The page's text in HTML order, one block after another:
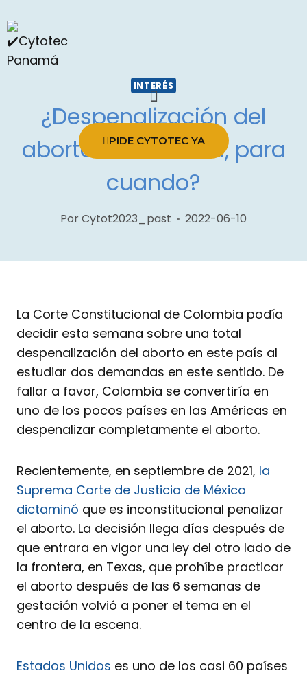
PIDE CYTOTEC YA
INTERÉS
¿Despenalización del
aborto en Panamá, para
cuando?
PorCytot2023_past 2022-06-10
La Corte Constitucional de Colombia podía
decidir esta semana sobre una total
despenalización del aborto en este país al
estudiar dos demandas en este sentido. De
fallar a favor, Colombia se convertiría en
uno de los pocos países en las Américas en
despenalizar completamente el aborto.
Recientemente, en septiembre de 2021, la
Suprema Corte de Justicia de México
dictaminó que es inconstitucional penalizar
el aborto. La decisión llega días después de
que entrara en vigor una ley del otro lado de
la frontera, en Texas, que prohíbe practicar
el aborto después de las 6 semanas de
gestación volvió a poner el tema en el
centro de la escena.
Estados Unidos es uno de los casi 60 países